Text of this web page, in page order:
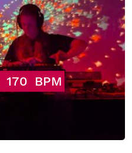
170 BPM